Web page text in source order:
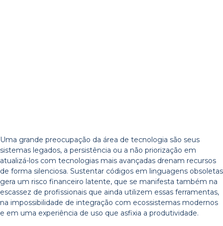
Uma grande preocupação da área de tecnologia são seus
sistemas legados, a persistência ou a não priorização em
atualizá-los com tecnologias mais avançadas drenam recursos
de forma silenciosa. Sustentar códigos em linguagens obsoletas
gera um risco financeiro latente, que se manifesta também na
escassez de profissionais que ainda utilizem essas ferramentas,
na impossibilidade de integração com ecossistemas modernos
e em uma experiência de uso que asfixia a produtividade.